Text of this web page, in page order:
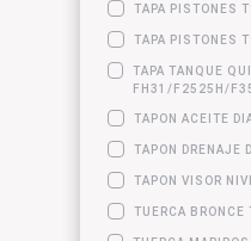
TAPA PISTONES
TAPA PISTONES
TAPA TANQUE
FH31/F2525H/
TAPON ACEITE
TAPON DRENAJE
TAPON VISOR
TUERCA BRONCE